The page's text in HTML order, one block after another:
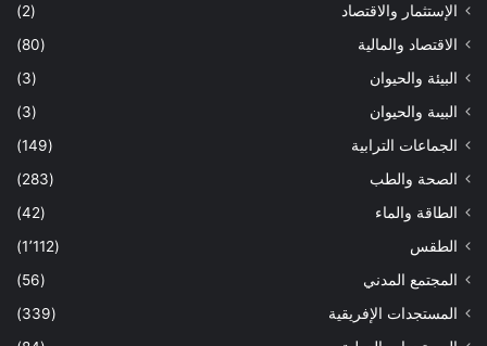
الإستثمار والاقتصاد
(2)
الاقتصاد والمالية
(80)
البيئة والحيوان
(3)
البيىة والحيوان
(3)
الجماعات الترابية
(149)
الصحة والطب
(283)
الطاقة والماء
(42)
الطقس
(1٬112)
المجتمع المدني
(56)
المستجدات الإفريقية
(339)